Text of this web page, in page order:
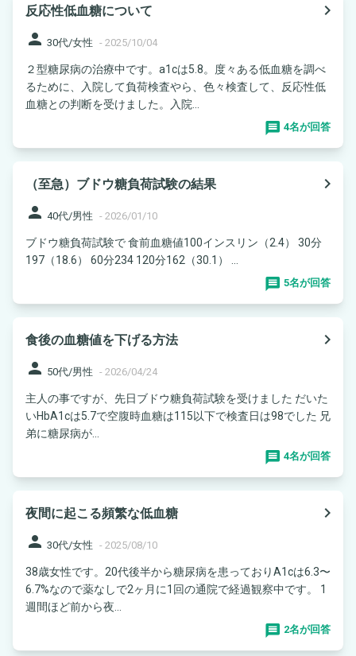
反応性低血糖について
navigate_next
person 30代/女性 - 2025/10/04
２型糖尿病の治療中です。a1cは5.8。度々ある低血糖を調べ
るために、入院して負荷検査やら、色々検査して、反応性低
血糖との判断を受けました。入院...
4名が回答
（至急）ブドウ糖負荷試験の結果
navigate_next
person 40代/男性 - 2026/01/10
ブドウ糖負荷試験で 食前血糖値100インスリン（2.4） 30分
197（18.6） 60分234 120分162（30.1） ...
5名が回答
食後の血糖値を下げる方法
navigate_next
person 50代/男性 - 2026/04/24
主人の事ですが、先日ブドウ糖負荷試験を受けました だいた
いHbA1cは5.7で空腹時血糖は115以下で検査日は98でした 兄
弟に糖尿病が...
4名が回答
夜間に起こる頻繁な低血糖
navigate_next
person 30代/女性 - 2025/08/10
38歳女性です。20代後半から糖尿病を患っておりA1cは6.3〜
6.7%なので薬なしで2ヶ月に1回の通院で経過観察中です。 1
週間ほど前から夜...
2名が回答